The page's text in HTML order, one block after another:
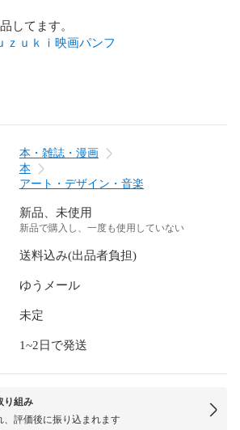
ｚｕｋｉ映画パンフ
本・雑誌・漫画
本
アート・デザイン・音楽
新品、未使用
新品で購入し、一度も使用していない
送料込み(出品者負担)
ゆうメール
未定
1~2日で発送
り組み
、評価後に振り込まれます